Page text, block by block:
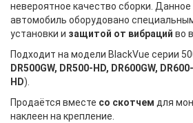
невероятное качество сборки. Данное
автомобиль оборудовано
установки и защитой от вибраций во
Подходит на модели BlackVue серии
DR500GW, DR500-HD, DR600GW,
HD).
Продаётся вместе со скотчем для
наклеен на крепление.